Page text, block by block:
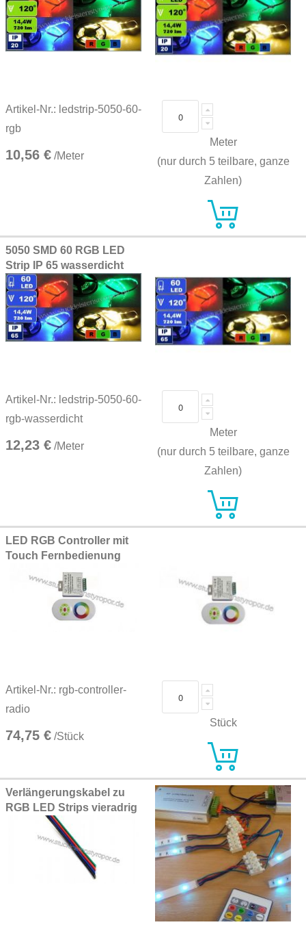
Artikel-Nr.: ledstrip-5050-60-
rgb
10,56 € /Meter
Meter
(nur durch 5 teilbare, ganze
Zahlen)
5050 SMD 60 RGB LED
Strip IP 65 wasserdicht
Artikel-Nr.: ledstrip-5050-60-
rgb-wasserdicht
12,23 € /Meter
Meter
(nur durch 5 teilbare, ganze
Zahlen)
LED RGB Controller mit
Touch Fernbedienung
Artikel-Nr.: rgb-controller-
radio
74,75 € /Stück
Stück
Verlängerungskabel zu
RGB LED Strips vieradrig